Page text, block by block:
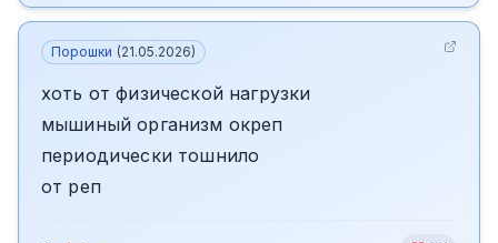
Порошки (21.05.2026)
хоть от физической нагрузки
мышиный организм окреп
периодически тошнило
от реп